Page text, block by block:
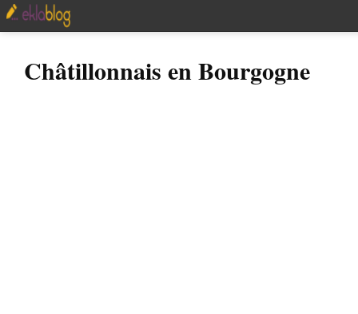
Châtillonnais en Bourgogne